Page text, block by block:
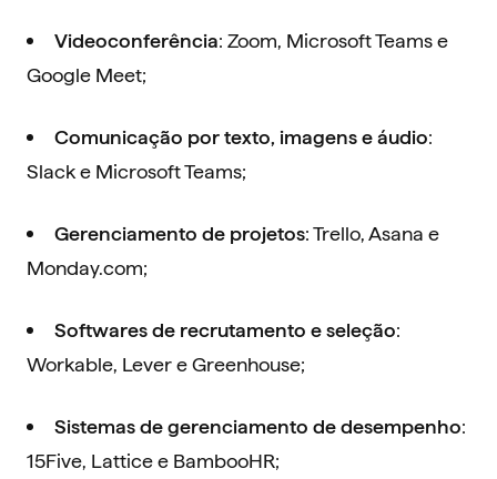
Videoconferência: Zoom, Microsoft Teams e
Google Meet;
Comunicação por texto, imagens e áudio:
Slack e Microsoft Teams;
Gerenciamento de projetos: Trello, Asana e
Monday.com;
Softwares de recrutamento e seleção:
Workable, Lever e Greenhouse;
Sistemas de gerenciamento de desempenho:
15Five, Lattice e BambooHR;